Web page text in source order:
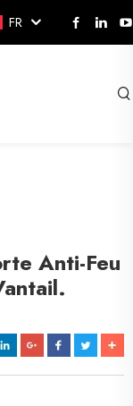
FR
Anti-Feu